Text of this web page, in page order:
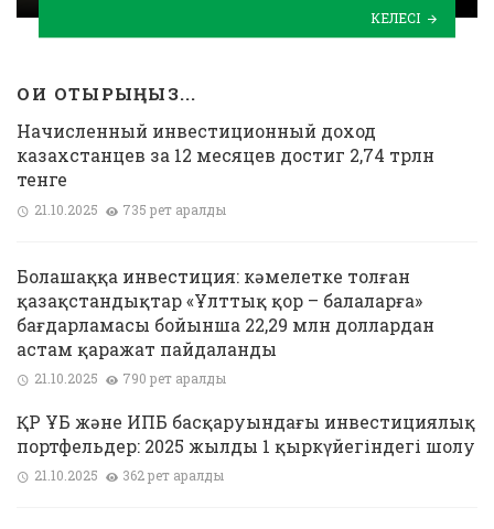
КЕЛЕСІ
ОҚИ ОТЫРЫҢЫЗ...
Начисленный инвестиционный доход
казахстанцев за 12 месяцев достиг 2,74 трлн
тенге
21.10.2025 735 рет қаралды
Болашаққа инвестиция: кәмелетке толған
қазақстандықтар «Ұлттық қор – балаларға»
бағдарламасы бойынша 22,29 млн доллардан
астам қаражат пайдаланды
21.10.2025 790 рет қаралды
ҚР ҰБ және ИПБ басқаруындағы инвестициялық
портфельдер: 2025 жылдың 1 қыркүйегіндегі шолу
21.10.2025 362 рет қаралды